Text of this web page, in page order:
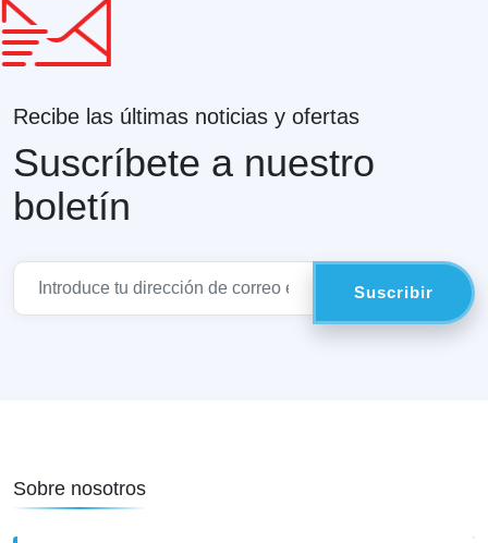
Recibe las últimas noticias y ofertas
Suscríbete a nuestro
boletín
Sobre nosotros